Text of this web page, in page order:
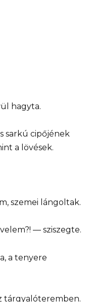
hagyta.
sarkú cipőjének
a lövések.
szemei lángoltak.
— sziszegte.
a tenyere
tárgyalóteremben.